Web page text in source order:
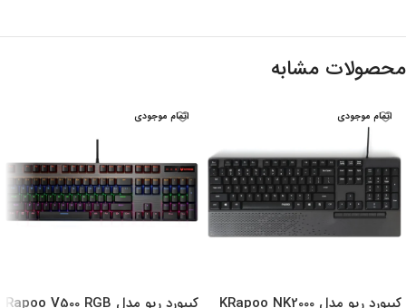
محصولات مشابه
اتمام موجودی اتمام موجودی